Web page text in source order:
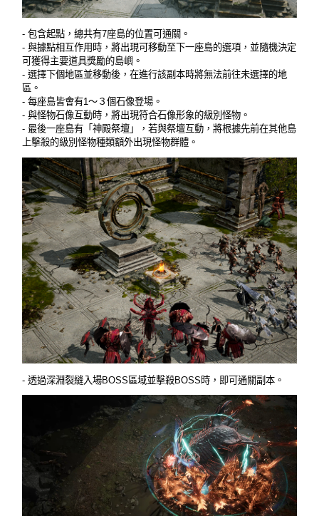
- 包含起點，總共有7座島的位置可通關。
- 與據點相互作用時，將出現可移動至下一座島的選項，並隨機決定
可獲得主要道具獎勵的島嶼。
- 選擇下個地區並移動後，在進行該副本時將無法前往未選擇的地
區。
- 每座島皆會有1～３個石像登場。
- 與怪物石像互動時，將出現符合石像形象的級別怪物。
- 最後一座島有「神殿祭壇」，若與祭壇互動，將根據先前在其他島
上擊殺的級別怪物種類額外出現怪物群體。
- 透過深淵裂縫入場BOSS區域並擊殺BOSS時，即可通關副本。